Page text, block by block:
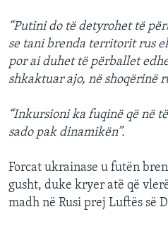
“Putini do të detyrohet të
se tani brenda territorit rus
por ai duhet të përballet
shkaktuar ajo, në shoqërinë
“Inkursioni ka fuqinë që në
sado pak dinamikën”.
Forcat ukrainase u futën
gusht, duke kryer atë që
madh në Rusi prej Luftës së